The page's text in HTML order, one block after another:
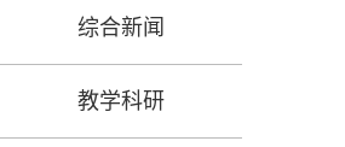
综合新闻
教学科研